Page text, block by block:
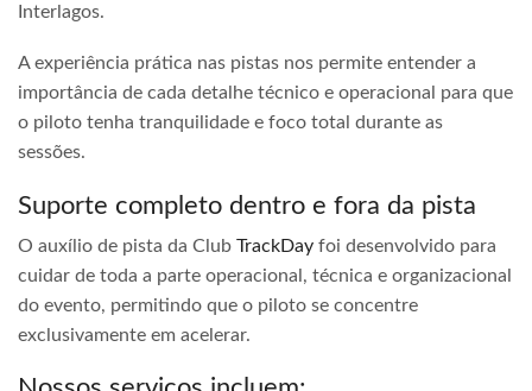
Interlagos.
A experiência prática nas pistas nos permite entender a
importância de cada detalhe técnico e operacional para que
o piloto tenha tranquilidade e foco total durante as
sessões.
Suporte completo dentro e fora da pista
O auxílio de pista da Club TrackDay foi desenvolvido para
cuidar de toda a parte operacional, técnica e organizacional
do evento, permitindo que o piloto se concentre
exclusivamente em acelerar.